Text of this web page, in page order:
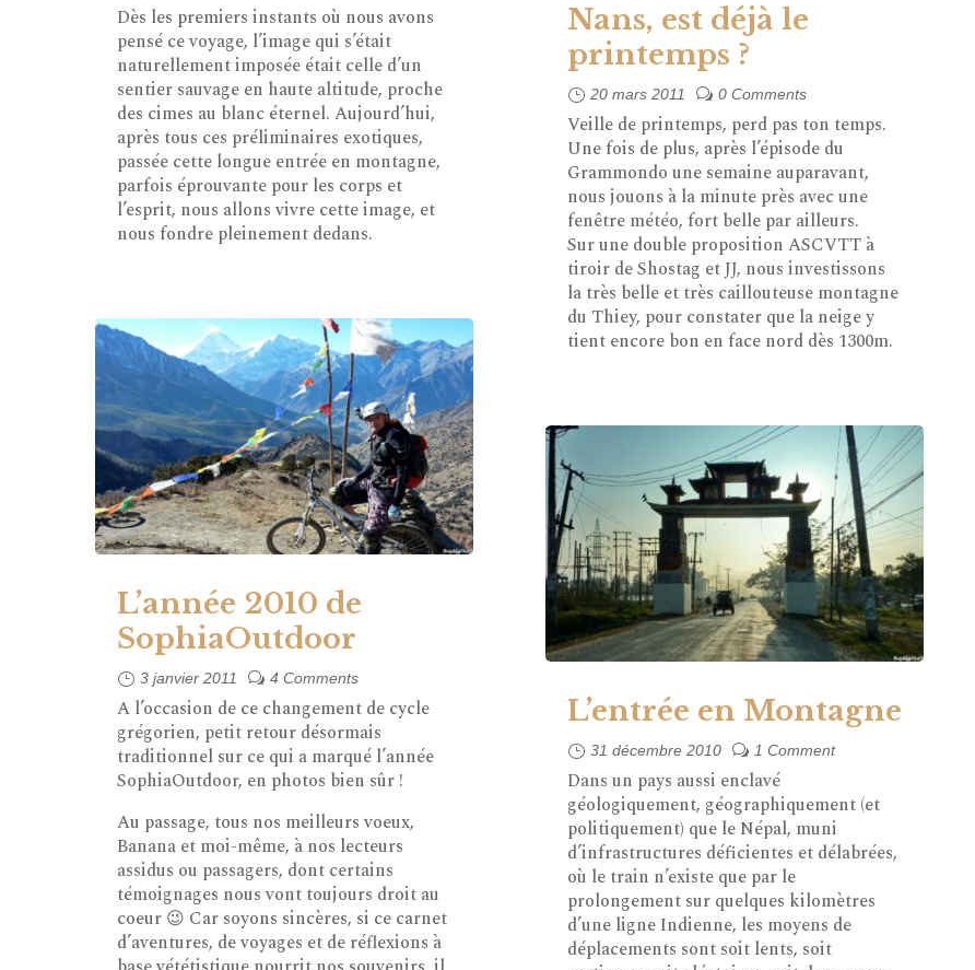
Dès les premiers instants où nous avons
pensé ce voyage, l’image qui s’était
naturellement imposée était celle d’un
sentier sauvage en haute altitude, proche
des cimes au blanc éternel. Aujourd’hui,
après tous ces préliminaires exotiques,
passée cette longue entrée en montagne,
parfois éprouvante pour les corps et
l’esprit, nous allons vivre cette image, et
nous fondre pleinement dedans.
L’année 2010 de
SophiaOutdoor
3 janvier 2011 4 Comments
A l’occasion de ce changement de cycle
grégorien, petit retour désormais
traditionnel sur ce qui a marqué l’année
SophiaOutdoor, en photos bien sûr !
Au passage, tous nos meilleurs voeux,
Banana et moi-même, à nos lecteurs
assidus ou passagers, dont certains
témoignages nous vont toujours droit au
coeur 😉 Car soyons sincères, si ce carnet
d’aventures, de voyages et de réflexions à
Nans, est déjà le
printemps ?
20 mars 2011 0 Comments
Veille de printemps, perd pas ton temps.
Une fois de plus, après l’épisode du
Grammondo une semaine auparavant,
nous jouons à la minute près avec une
fenêtre météo, fort belle par ailleurs.
Sur une double proposition ASCVTT à
tiroir de Shostag et JJ, nous investissons
la très belle et très caillouteuse montagne
du Thiey, pour constater que la neige y
tient encore bon en face nord dès 1300m.
L’entrée en Montagne
31 décembre 2010 1 Comment
Dans un pays aussi enclavé
géologiquement, géographiquement (et
politiquement) que le Népal, muni
d’infrastructures déficientes et délabrées,
où le train n’existe que par le
prolongement sur quelques kilomètres
d’une ligne Indienne, les moyens de
déplacements sont soit lents, soit